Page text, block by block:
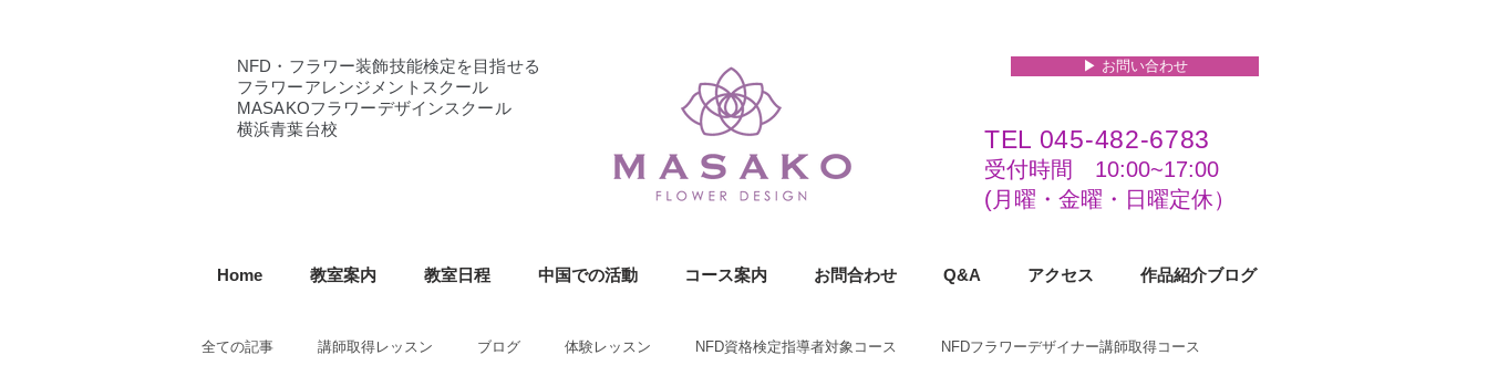
NFD・フラワー装飾技能検定を目指せる
フラワーアレンジメントスクール
MASAKOフラワーデザインスクール
横浜青葉台校
▶︎ お問い合わせ
TEL 045-482-6783
受付時間 10:00~17:00​​​
(​月曜・金曜・日曜定休）
Home 教室案内 教室日程 中国での活動 コース案内 お問合わせ Q&A アクセス 作品紹介ブログ
全ての記事 講師取得レッスン ブログ 体験レッスン NFD資格検定指導者対象コース NFDフラワーデザイナー講師取得コース